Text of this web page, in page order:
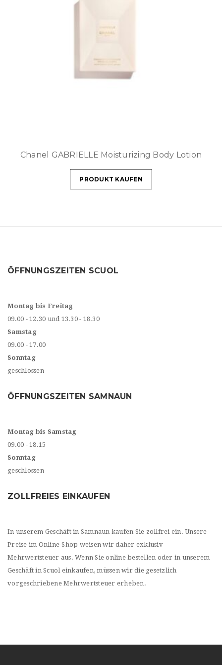
Chanel GABRIELLE Moisturizing Body Lotion
PRODUKT KAUFEN
ÖFFNUNGSZEITEN SCUOL
Montag bis Freitag
09.00 - 12.30 und 13.30 - 18.30
Samstag
09.00 - 17.00
Sonntag
geschlossen
ÖFFNUNGSZEITEN SAMNAUN
Montag bis Samstag
09.00 - 18.15
Sonntag
geschlossen
ZOLLFREIES EINKAUFEN
In unserem Geschäft in Samnaun kaufen Sie zollfrei ein. Unsere
Preise im Online-Shop weisen wir daher exklusiv
Mehrwertsteuer aus. Wenn Sie online bestellen oder in unserem
Geschäft in Scuol einkaufen, müssen wir die gesetzlich
vorgeschriebene Mehrwertsteuer erheben.